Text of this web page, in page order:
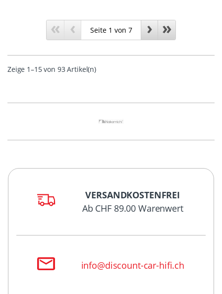
« ‹ › »
Zeige 1–15 von 93 Artikel(n)
VERSANDKOSTENFREI
Ab CHF 89.00 Warenwert
info@discount-car-hifi.ch